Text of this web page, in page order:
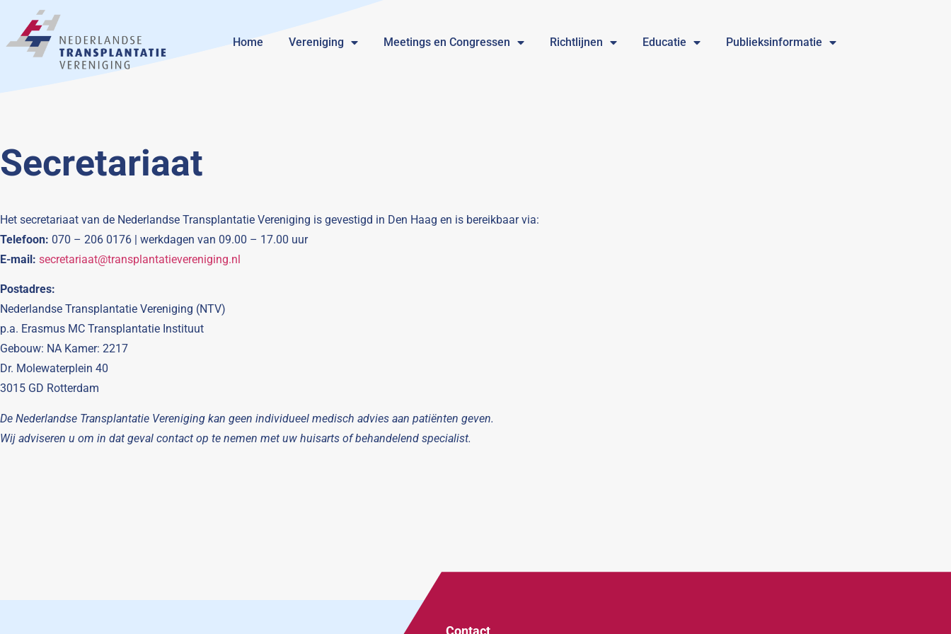
Home Vereniging Meetings en Congressen Richtlijnen Educatie Publieksinformatie
Secretariaat
Het secretariaat van de Nederlandse Transplantatie Vereniging is gevestigd in Den Haag en is bereikbaar via:
Telefoon: 070 – 206 0176 | werkdagen van 09.00 – 17.00 uur
E-mail: secretariaat@transplantatievereniging.nl
Postadres:
Nederlandse Transplantatie Vereniging (NTV)
p.a. Erasmus MC Transplantatie Instituut
Gebouw: NA Kamer: 2217
Dr. Molewaterplein 40
3015 GD Rotterdam
De Nederlandse Transplantatie Vereniging kan geen individueel medisch advies aan patiënten geven.
Wij adviseren u om in dat geval contact op te nemen met uw huisarts of behandelend specialist.
Contact